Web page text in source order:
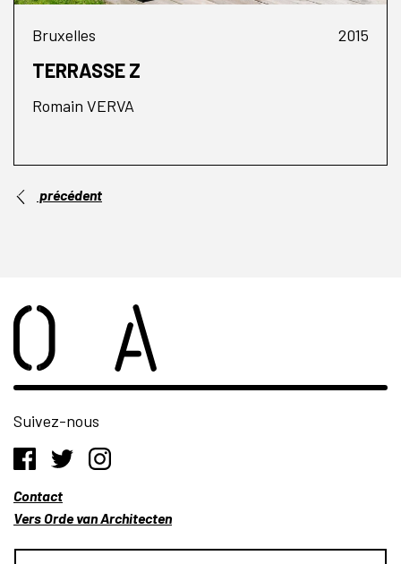
Bruxelles 2015
TERRASSE Z
Romain VERVA
précédent
Suivez-nous
Contact
Vers Orde van Architecten